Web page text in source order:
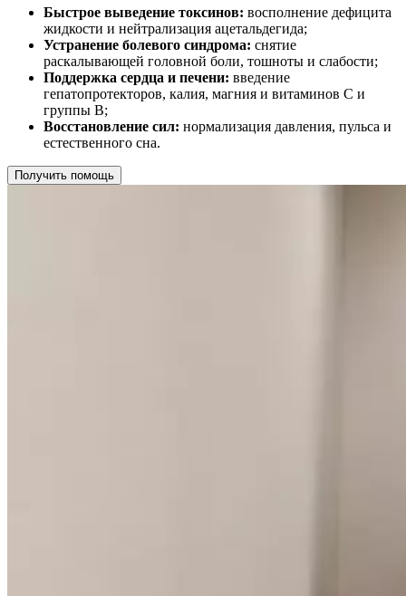
Быстрое выведение токсинов: восполнение дефицита
жидкости и нейтрализация ацетальдегида;
Устранение болевого синдрома: снятие
раскалывающей головной боли, тошноты и слабости;
Поддержка сердца и печени: введение
гепатопротекторов, калия, магния и витаминов C и
группы B;
Восстановление сил: нормализация давления, пульса и
естественного сна.
Получить помощь